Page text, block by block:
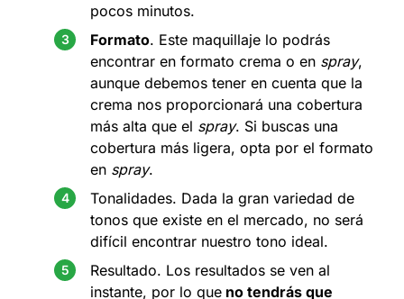
pocos minutos.
Formato. Este maquillaje lo podrás
encontrar en formato crema o en spray,
aunque debemos tener en cuenta que la
crema nos proporcionará una cobertura
más alta que el spray. Si buscas una
cobertura más ligera, opta por el formato
en spray.
Tonalidades. Dada la gran variedad de
tonos que existe en el mercado, no será
difícil encontrar nuestro tono ideal.
Resultado. Los resultados se ven al
instante, por lo que no tendrás que